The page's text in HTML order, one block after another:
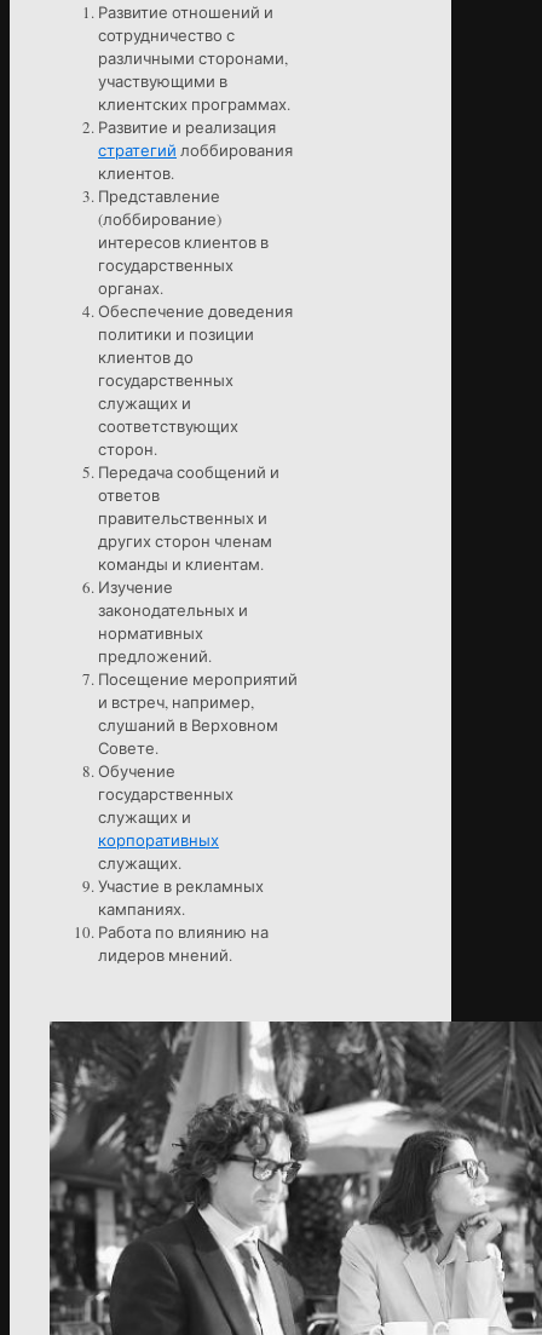
Развитие отношений и
сотрудничество с
различными сторонами,
участвующими в
клиентских программах.
Развитие и реализация
стратегий лоббирования
клиентов.
Представление
(лоббирование)
интересов клиентов в
государственных
органах.
Обеспечение доведения
политики и позиции
клиентов до
государственных
служащих и
соответствующих
сторон.
Передача сообщений и
ответов
правительственных и
других сторон членам
команды и клиентам.
Изучение
законодательных и
нормативных
предложений.
Посещение мероприятий
и встреч, например,
слушаний в Верховном
Совете.
Обучение
государственных
служащих и
корпоративных
служащих.
Участие в рекламных
кампаниях.
Работа по влиянию на
лидеров мнений.